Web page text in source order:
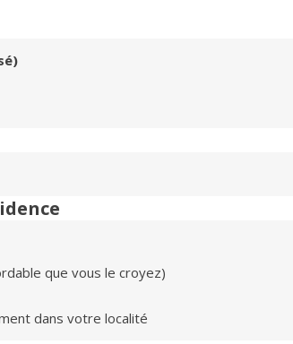
que vous le croyez)
dans votre localité